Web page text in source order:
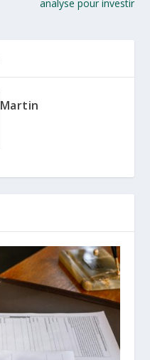
analyse pour investir
Martin